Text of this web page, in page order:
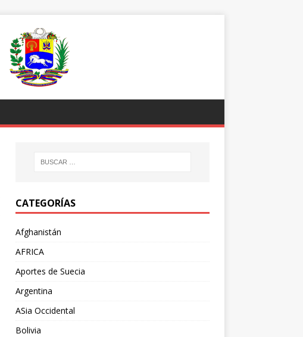
CATEGORÍAS
Afghanistán
AFRICA
Aportes de Suecia
Argentina
ASia Occidental
Bolivia